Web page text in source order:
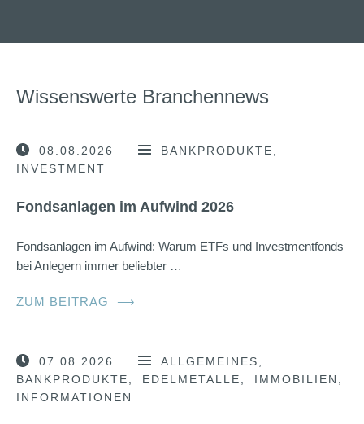
Wissenswerte Branchennews
08.08.2026
BANKPRODUKTE
INVESTMENT
Fondsanlagen im Aufwind 2026
Fondsanlagen im Aufwind: Warum ETFs und Investmentfonds
bei Anlegern immer beliebter …
ZUM BEITRAG ⟶
07.08.2026
ALLGEMEINES
BANKPRODUKTE
EDELMETALLE
IMMOBILIEN
INFORMATIONEN